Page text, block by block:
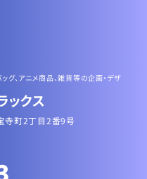
ッグ、アニメ商品、雑貨等の企画・デザ
ックス
寺町2丁目2番9号